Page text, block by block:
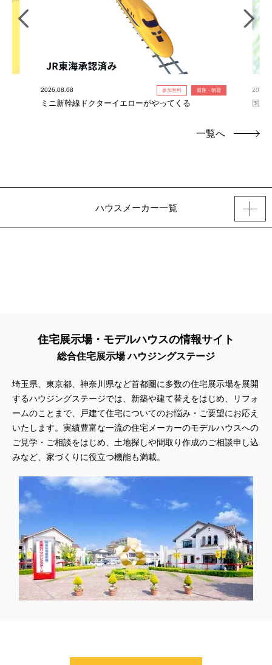
2026.08.08 参加無料 新座・朝霞
ミニ新幹線ドクターイエローがやってくる 国産
一覧へ
ハウスメーカー一覧
住宅展示場・モデルハウスの情報サイト
総合住宅展示場 ハウジングステージ
埼玉県、東京都、神奈川県など首都圏に多数の住宅展示場を展開
するハウジングステージでは、新築や建て替えをはじめ、リフォ
ームのことまで、戸建て住宅についてのお悩み・ご要望にお応え
いたします。実績豊富な一流の住宅メーカーのモデルハウスへの
ご見学・ご相談をはじめ、土地探しや間取り作成のご相談申し込
みなど、家づくりに役立つ機能も満載。